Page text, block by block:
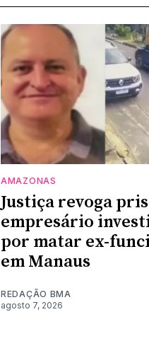
AMAZONAS
Justiça revoga
empresário
por matar ex-
em Manaus
REDAÇÃO BMA
agosto 7, 2026